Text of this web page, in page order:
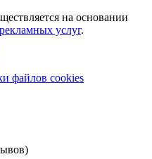
на основании
услуг.
файлов cookies